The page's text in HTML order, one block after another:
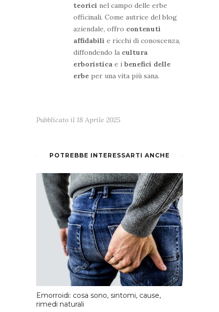
teorici nel campo delle erbe
officinali. Come autrice del blog
aziendale, offro contenuti
affidabili e ricchi di conoscenza,
diffondendo la cultura
erboristica e i benefici delle
erbe per una vita più sana.
Pubblicato il 18 Aprile 2025
POTREBBE INTERESSARTI ANCHE
Emorroidi: cosa sono, sintomi, cause,
rimedi naturali